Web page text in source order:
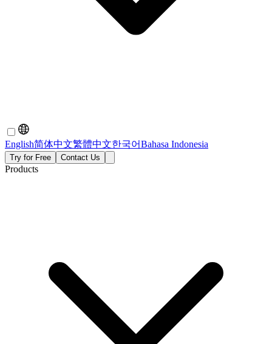
English简体中文繁體中文한국어Bahasa Indonesia
Try for Free Contact Us
Products